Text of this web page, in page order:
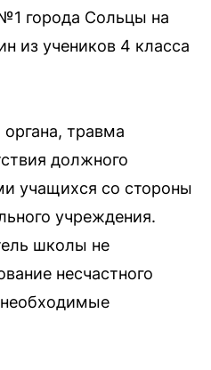
города Сольцы на
из учеников 4 класса
травма
должного
учащихся со стороны
учреждения.
школы не
несчастного